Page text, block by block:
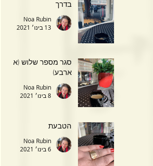
בדרך
Noa Rubin
13 בינו׳ 2021
סגר מספר שלוש (או
ארבע)
Noa Rubin
8 בינו׳ 2021
הטבעת
Noa Rubin
6 בינו׳ 2021